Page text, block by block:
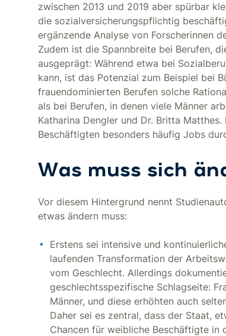
zwischen 2013 und 2019 aber spürbar
die sozialversicherungspflichtig
ergänzende Analyse von Forscherinnen
Zudem ist die Spannbreite bei Berufen,
ausgeprägt: Während etwa bei
kann, ist das Potenzial zum Beispiel bei
frauendominierten Berufen solche
als bei Berufen, in denen viele Männer
Katharina Dengler und Dr. Britta
Beschäftigten besonders häufig Jobs
Was muss sich
Vor diesem Hintergrund nennt
etwas ändern muss:
Erstens sei intensive und
laufenden Transformation der
vom Geschlecht. Allerdings
geschlechtsspezifische Schlagseite:
Männer, und diese erhöhten auch
Daher sei es zentral, dass der Staat,
Chancen für weibliche Beschäftigte